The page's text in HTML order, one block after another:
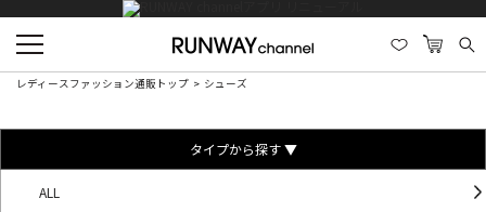
レディースファッション通販トップ シューズ
タイプから探す ▼
ALL